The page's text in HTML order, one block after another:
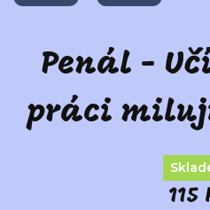
Penál -
práci
115